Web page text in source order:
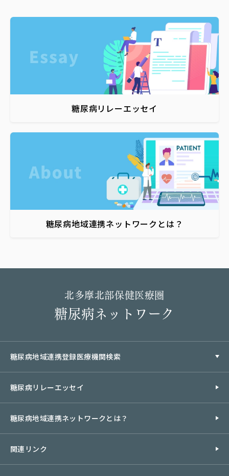
糖尿病リレーエッセイ
糖尿病地域連携ネットワークとは？
北多摩北部保健医療圏
糖尿病ネットワーク
糖尿病地域連携登録医療機関検索
糖尿病リレーエッセイ
糖尿病地域連携ネットワークとは？
関連リンク